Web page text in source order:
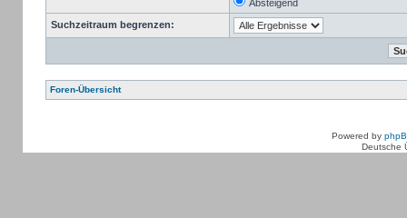
Absteigend
Suchzeitraum begrenzen:
Foren-Übersicht
Powered by
Deutsche